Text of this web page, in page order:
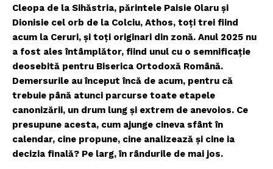
Cleopa de la Sihăstria, părintele Paisie Olaru şi
Dionisie cel orb de la Colciu, Athos, toţi trei fiind
acum la Ceruri, şi toţi originari din zonă. Anul 2025 nu
a fost ales întâmplător, fiind unul cu o semnificaţie
deosebită pentru Biserica Ortodoxă Română.
Demersurile au început încă de acum, pentru că
trebuie până atunci parcurse toate etapele
canonizării, un drum lung şi extrem de anevoios. Ce
presupune acesta, cum ajunge cineva sfânt în
calendar, cine propune, cine analizează şi cine ia
decizia finală? Pe larg, în rândurile de mai jos.